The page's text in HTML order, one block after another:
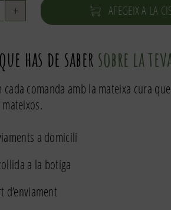
AFEGEIX A LA
has de sabersobre la
cada comanda amb la mateixa cura
a domicili
a la botiga
d’enviament